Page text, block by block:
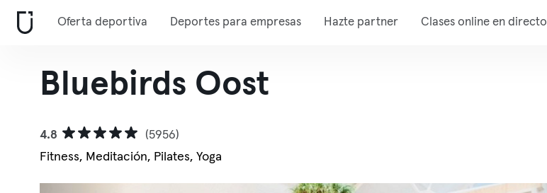
Oferta deportiva Deportes para empresas Hazte partner Clases online en directo
Bluebirds Oost
4.8
(5956)
Fitness, Meditación, Pilates, Yoga